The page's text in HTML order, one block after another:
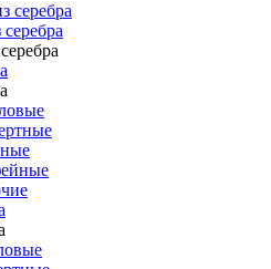
серебра